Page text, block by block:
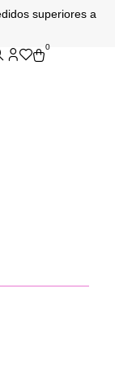
superiores a
0